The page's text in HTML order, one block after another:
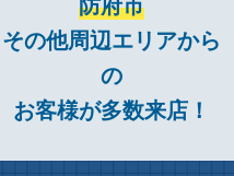
その他周辺エリアから
の
お客様が多数来店！